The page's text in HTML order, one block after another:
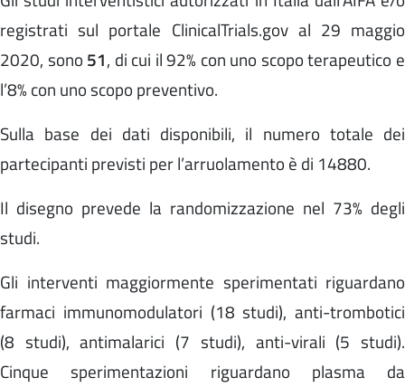
registrati sul portale ClinicalTrials.gov al 29 maggio
2020, sono 51, di cui il 92% con uno scopo terapeutico e
l’8% con uno scopo preventivo.
Sulla base dei dati disponibili, il numero totale dei
partecipanti previsti per l’arruolamento è di 14880.
Il disegno prevede la randomizzazione nel 73% degli
studi.
Gli interventi maggiormente sperimentati riguardano
farmaci immunomodulatori (18 studi), anti-trombotici
(8 studi), antimalarici (7 studi), anti-virali (5 studi).
Cinque sperimentazioni riguardano plasma da